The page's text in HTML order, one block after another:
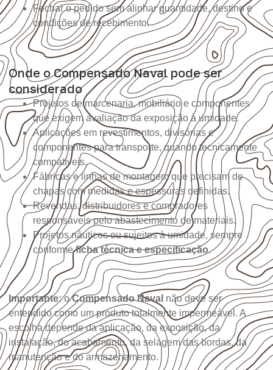
Fechar o pedido sem alinhar quantidade, destino e
condições de recebimento.
Onde o Compensado Naval pode ser
considerado
Projetos de marcenaria, mobiliário e componentes
que exigem avaliação da exposição à umidade.
Aplicações em revestimentos, divisórias e
componentes para transporte, quando tecnicamente
compatíveis.
Fábricas e linhas de montagem que precisam de
chapas com medidas e espessuras definidas.
Revendas, distribuidores e compradores
responsáveis pelo abastecimento de materiais.
Projetos náuticos ou sujeitos à umidade, sempre
conformeficha técnica e especificação.
Importante:oCompensado Naval não deve ser
entendido como um produto totalmente impermeável. A
escolha depende da aplicação, da exposição, da
instalação, do acabamento, da selagem das bordas, da
manutenção e do armazenamento.